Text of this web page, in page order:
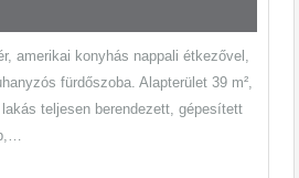
amerikai konyhás nappali étkezővel,
fürdőszoba. Alapterület 39 m²,
lakás teljesen berendezett, gépesített